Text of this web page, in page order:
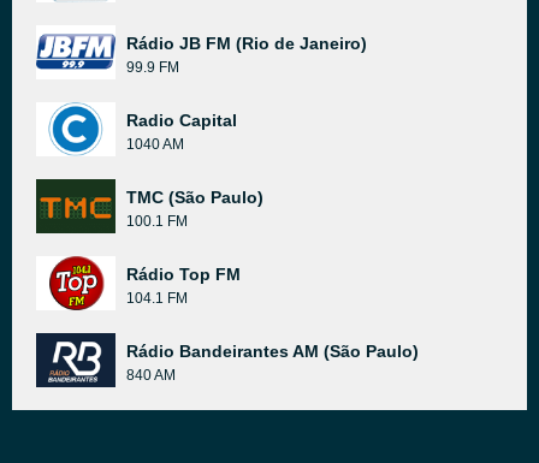
Rádio JB FM (Rio de Janeiro)
99.9 FM
Radio Capital
1040 AM
TMC (São Paulo)
100.1 FM
Rádio Top FM
104.1 FM
Rádio Bandeirantes AM (São Paulo)
840 AM